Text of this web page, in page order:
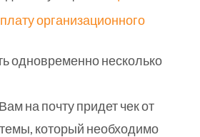
организационного
одновременно несколько
на почту придет чек от
который необходимо